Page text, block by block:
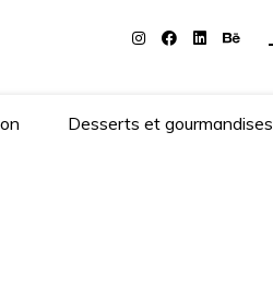
Desserts et gourmandises